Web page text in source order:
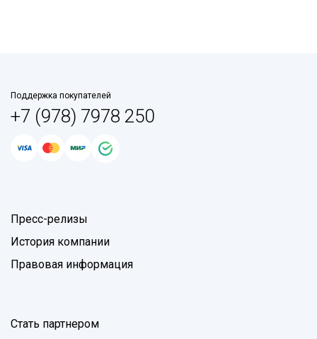
Поддержка покупателей
+7 (978) 7978 250
Пресс-релизы
История компании
Правовая информация
Стать партнером